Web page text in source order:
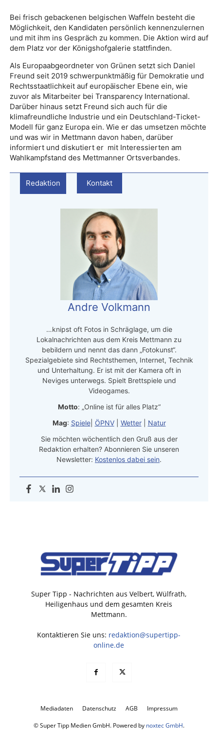
Bei frisch gebackenen belgischen Waffeln besteht die
Möglichkeit, den Kandidaten persönlich kennenzulernen
und mit ihm ins Gespräch zu kommen. Die Aktion wird auf
dem Platz vor der Königshofgalerie stattfinden.
Als Europaabgeordneter von Grünen setzt sich Daniel
Freund seit 2019 schwerpunktmäßig für Demokratie und
Rechtsstaatlichkeit auf europäischer Ebene ein, wie
zuvor als Mitarbeiter bei Transparency International.
Darüber hinaus setzt Freund sich auch für die
klimafreundliche Industrie und ein Deutschland-Ticket-
Modell für ganz Europa ein. Wie er das umsetzen möchte
und was wir in Mettmann davon haben, darüber
informiert und diskutiert er mit Interessierten am
Wahlkampfstand des Mettmanner Ortsverbandes.
Redaktion Kontakt
Andre Volkmann
…knipst oft Fotos in Schräglage, um die
Lokalnachrichten aus dem Kreis Mettmann zu
bebildern und nennt das dann „Fotokunst“.
Spezialgebiete sind Rechtsthemen, Internet, Technik
und Unterhaltung. Er ist mit der Kamera oft in
Neviges unterwegs. Spielt Brettspiele und
Videogames.
Motto: „Online ist für alles Platz“
Mag: Spiele| ÖPNV| Wetter| Natur
Sie möchten wöchentlich den Gruß aus der
Redaktion erhalten? Abonnieren Sie unseren
Newsletter: Kostenlos dabei sein.
Super Tipp - Nachrichten aus Velbert, Wülfrath,
Heiligenhaus und dem gesamten Kreis
Mettmann.
Kontaktieren Sie uns: redaktion@supertipp-
online.de
Mediadaten Datenschutz AGB Impressum
© Super Tipp Medien GmbH. Powered by noxtec GmbH.